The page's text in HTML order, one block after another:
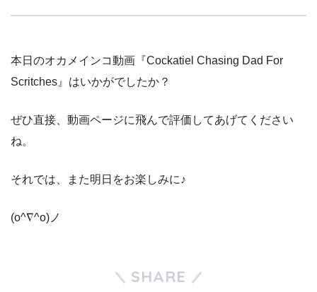
本日のオカメインコ動画『Cockatiel Chasing Dad For
Scritches』はいかがでしたか？
ぜひ直接、動画ページに飛んで評価してあげてください
ね。
それでは、また明日をお楽しみに♪
(o^∇^o)ノ
SHARE